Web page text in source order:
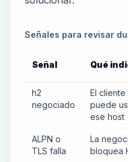
Señales para revisar
Señal Qué
h2
negociado
El
puede
ese host
ALPN o
TLS falla
La
bloquea